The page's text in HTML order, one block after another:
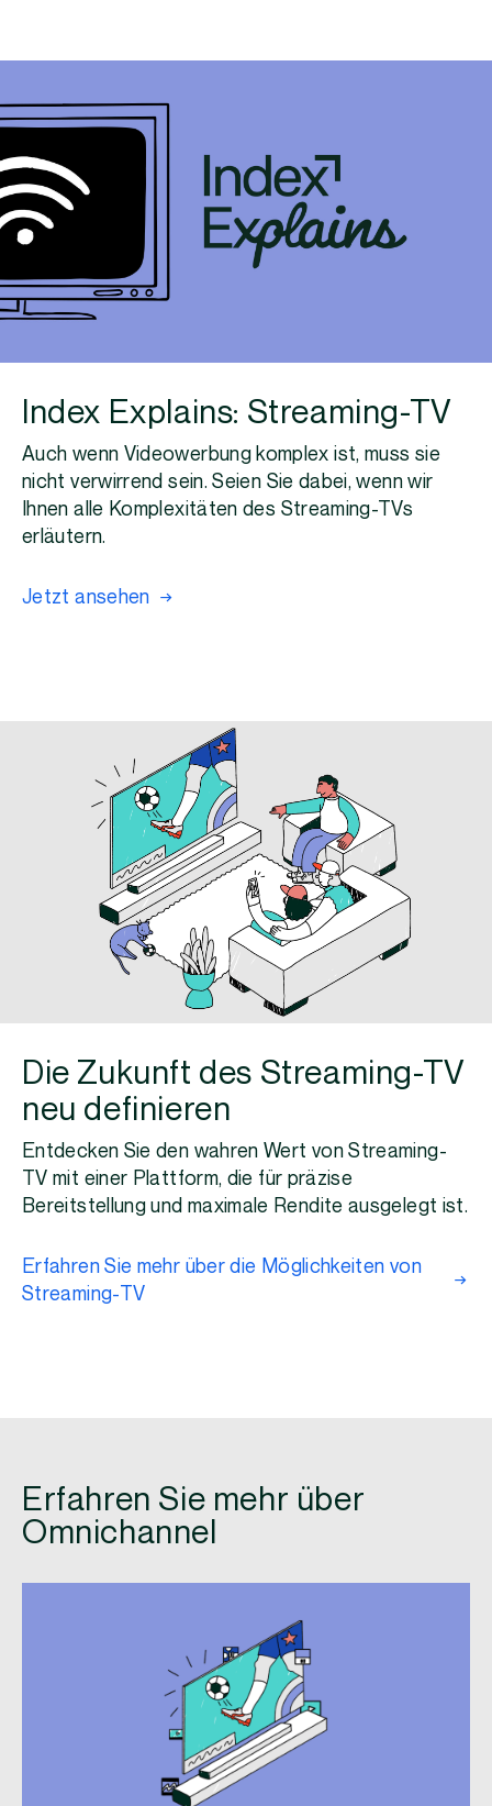
Index Explains: Streaming-TV
Auch wenn Videowerbung komplex ist, muss sie
nicht verwirrend sein. Seien Sie dabei, wenn wir
Ihnen alle Komplexitäten des Streaming-TVs
erläutern.
Jetzt ansehen
Die Zukunft des Streaming-TV
neu definieren
Entdecken Sie den wahren Wert von Streaming-
TV mit einer Plattform, die für präzise
Bereitstellung und maximale Rendite ausgelegt ist.
Erfahren Sie mehr über die Möglichkeiten von
Streaming-TV
Erfahren Sie mehr über
Omnichannel